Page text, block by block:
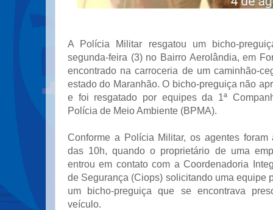
A Polícia Militar resgatou um bicho-
segunda-feira (3) no Bairro Aerolândia, em
encontrado na carroceria de um caminhão-
estado do Maranhão. O bicho-preguiça não
e foi resgatado por equipes da 1ª
Polícia de Meio Ambiente (BPMA).
Conforme a Polícia Militar, os agentes foram
das 10h, quando o proprietário de uma
entrou em contato com a Coordenadoria
de Segurança (Ciops) solicitando uma equipe
um bicho-preguiça que se encontrava
veículo.